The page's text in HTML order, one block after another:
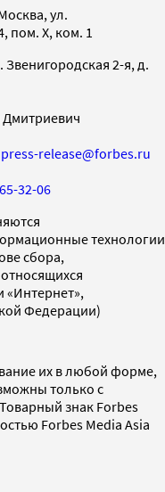
ул.
пом. X, ком. 1
Звенигородская 2-я, д.
press-release@forbes.ru
32-06
технологии
сбора,
«Интернет»,
Федерации)
их в любой форме,
только с
знак Forbes
Forbes Media Asia